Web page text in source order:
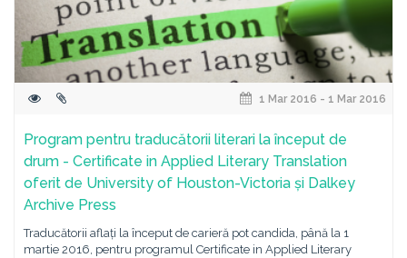
1 Mar 2016 - 1 Mar 2016
Program pentru traducătorii literari la început de
drum - Certificate in Applied Literary Translation
oferit de University of Houston-Victoria și Dalkey
Archive Press
Traducătorii aflați la început de carieră pot candida, până la 1
martie 2016, pentru programul Certificate in Applied Literary